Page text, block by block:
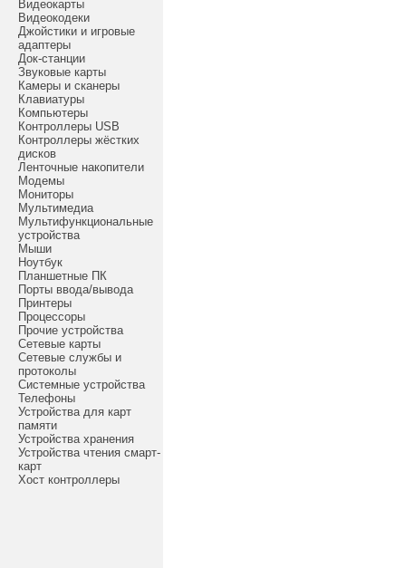
Видеокарты
Видеокодеки
Джойстики и игровые
адаптеры
Док-станции
Звуковые карты
Камеры и сканеры
Клавиатуры
Компьютеры
Контроллеры USB
Контроллеры жёстких
дисков
Ленточные накопители
Модемы
Мониторы
Мультимедиа
Мультифункциональные
устройства
Мыши
Ноутбук
Планшетные ПК
Порты ввода/вывода
Принтеры
Процессоры
Прочие устройства
Сетевые карты
Сетевые службы и
протоколы
Системные устройства
Телефоны
Устройства для карт
памяти
Устройства хранения
Устройства чтения смарт-
карт
Хост контроллеры